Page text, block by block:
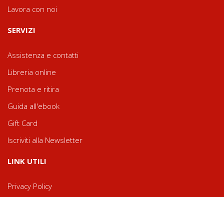
Lavora con noi
SERVIZI
Assistenza e contatti
Libreria online
Prenota e ritira
Guida all'ebook
Gift Card
Iscriviti alla Newsletter
LINK UTILI
Privacy Policy